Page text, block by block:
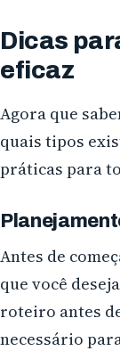
Dicas
eficaz
Agora que
quais tipos
práticas para
Antes de
que você
roteiro antes
necessário